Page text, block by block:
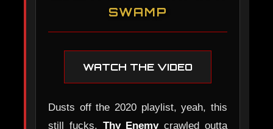
SWAMP
WATCH THE VIDEO
Dusts off the 2020 playlist, yeah, this
still fucks. Thy Enemycrawled outta